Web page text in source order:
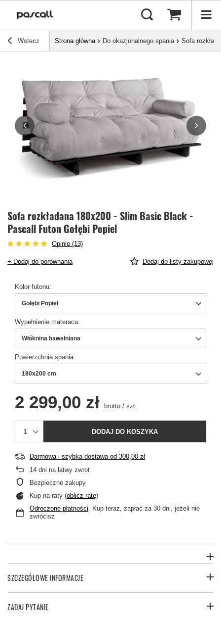
Wstecz Strona główna Do okazjonalnego spania Sofa
Sofa rozkładana 180x200 - Slim Basic Black -
Pascall Futon Gołębi Popiel
Opinie (13)
+ Dodaj do porównania Dodaj do listy zakupowej
Kolor futonu
Gołębi Popiel
Wypełnienie materaca
Włóknina bawełniana
Powierzchnia spania
180x200 cm
2 299,00 zł brutto / szt.
DODAJ DO KOSZYKA
Darmowa i szybka dostawaod 300,00 zł
14 dni na łatwy zwrot
Bezpieczne zakupy
Kup na raty (oblicz ratę)
Odroczone płatności. Kup teraz, zapłać za 30 dni, jeżeli nie
zwrócisz
SZCZEGÓŁOWE INFORMACJE
ZADAJ PYTANIE